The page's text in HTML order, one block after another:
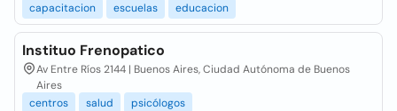
capacitacion
escuelas educacion
Instituo Frenopatico
Av Entre Ríos 2144 | Buenos Aires, Ciudad Autónoma de Buenos
Aires
centros
salud psicólogos